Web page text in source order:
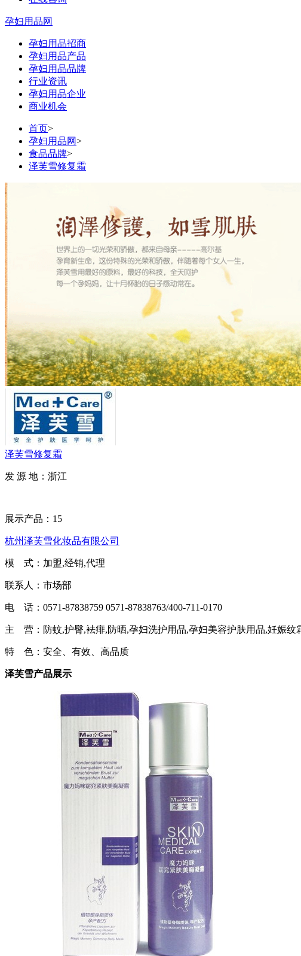
孕妇用品网
孕妇用品招商
孕妇用品产品
孕妇用品品牌
行业资讯
孕妇用品企业
商业机会
首页>
孕妇用品网>
食品品牌>
泽芙雪修复霜
泽芙雪修复霜
发 源 地：浙江
展示产品：15
杭州泽芙雪化妆品有限公司
模 式：加盟,经销,代理
联系人：市场部
电 话：0571-87838759 0571-87838763/400-711-0170
主 营：防蚊,护臀,袪痱,防晒,孕妇洗护用品,孕妇美容护肤用品,妊娠纹
特 色：安全、有效、高品质
泽芙雪产品展示